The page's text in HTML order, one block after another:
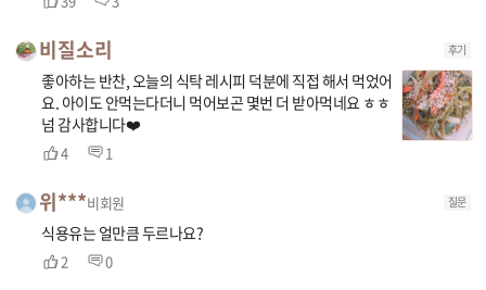
비질소리 후기
좋아하는 반찬, 오늘의 식탁 레시피 덕분에 직접 해서 먹었어
요. 아이도 안먹는다더니 먹어보곤 몇번 더 받아먹네요 ㅎㅎ
넘 감사합니다❤️
4 1
위***비회원 질문
식용유는 얼만큼 두르나요?
2 0